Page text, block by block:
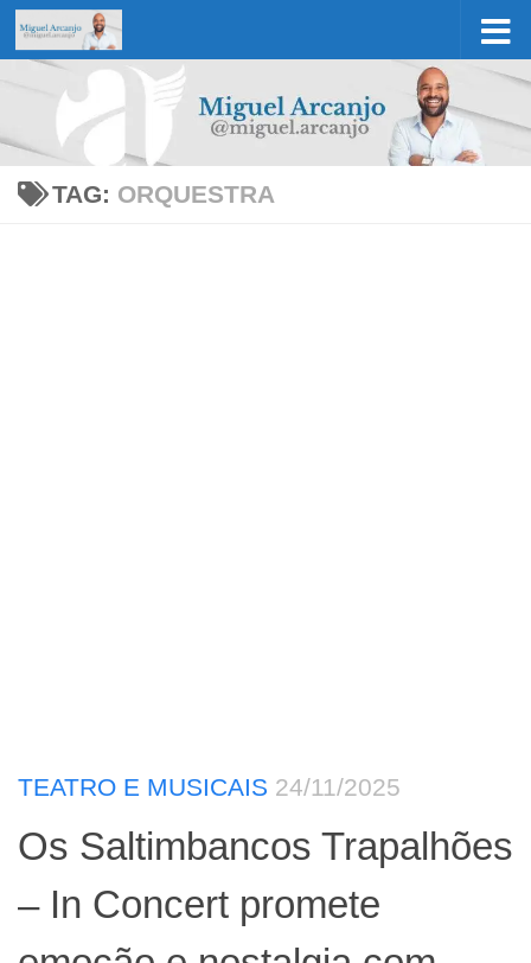
Skip to content
TAG: ORQUESTRA
TEATRO E MUSICAIS 24/11/2025
Os Saltimbancos Trapalhões
– In Concert promete